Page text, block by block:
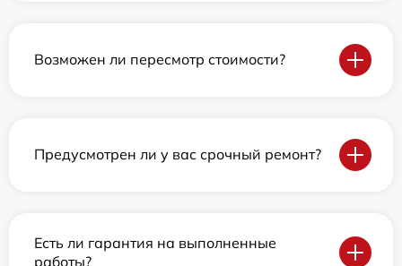
Возможен ли пересмотр стоимости?
Предусмотрен ли у вас срочный ремонт?
Есть ли гарантия на выполненные
работы?